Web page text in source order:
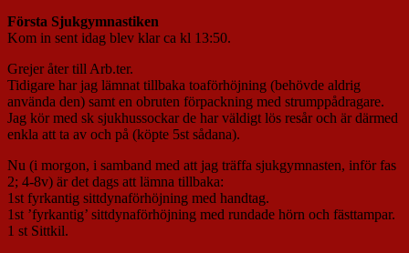
Första Sjukgymnastiken
Kom in sent idag blev klar ca kl 13:50.
Grejer åter till Arb.ter.
Tidigare har jag lämnat tillbaka toaförhöjning (behövde aldrig
använda den) samt en obruten förpackning med strumppådragare.
Jag kör med sk sjukhussockar de har väldigt lös resår och är därmed
enkla att ta av och på (köpte 5st sådana).
Nu (i morgon, i samband med att jag träffa sjukgymnasten, inför fas
2; 4-8v) är det dags att lämna tillbaka:
1st fyrkantig sittdynaförhöjning med handtag.
1st ’fyrkantig’ sittdynaförhöjning med rundade hörn och fästtampar.
1 st Sittkil.